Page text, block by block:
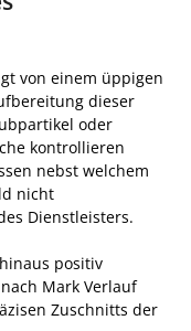
von einem üppigen
dieser
oder
kontrollieren
nebst welchem
nicht
Dienstleisters.
positiv
Mark Verlauf
Zuschnitts der